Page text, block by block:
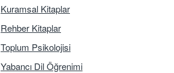
Kuramsal Kitaplar
Rehber Kitaplar
Toplum Psikolojisi
Yabancı Dil Öğrenimi